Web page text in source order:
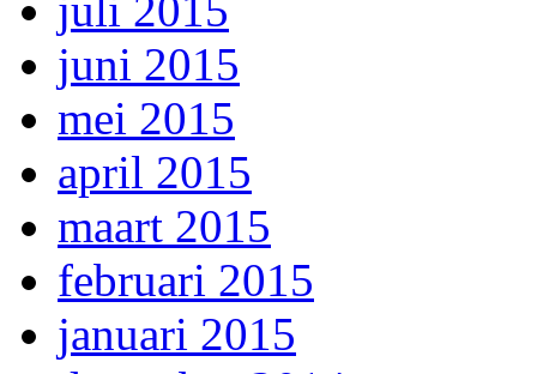
juni 2015
mei 2015
april 2015
maart 2015
februari 2015
januari 2015